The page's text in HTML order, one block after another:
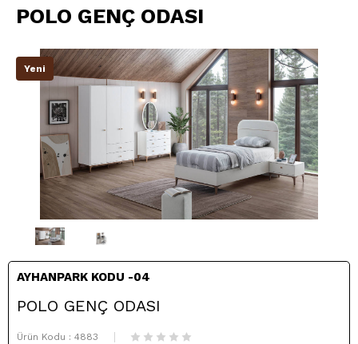
POLO GENÇ ODASI
Yeni
AYHANPARK KODU -04
POLO GENÇ ODASI
Ürün Kodu : 4883